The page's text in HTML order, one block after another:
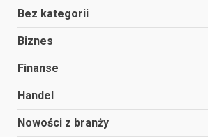
Bez kategorii
Biznes
Finanse
Handel
Nowości z branży